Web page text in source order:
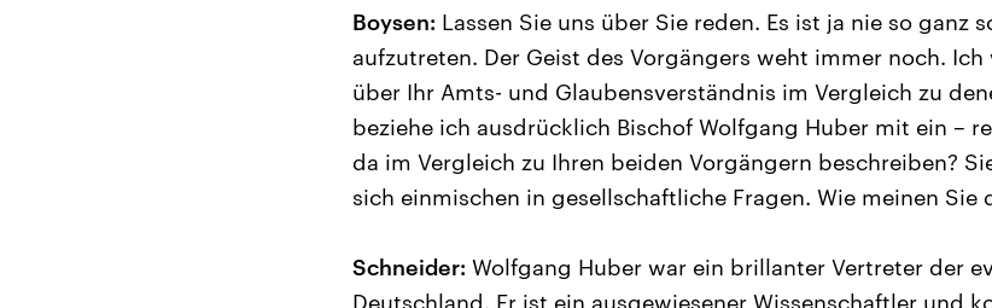
Boysen: Lassen Sie uns über Sie reden. Es ist ja nie so ganz
aufzutreten. Der Geist des Vorgängers weht immer noch.
über Ihr Amts- und Glaubensverständnis im Vergleich zu
beziehe ich ausdrücklich Bischof Wolfgang Huber mit ein –
da im Vergleich zu Ihren beiden Vorgängern beschreiben?
sich einmischen in gesellschaftliche Fragen. Wie meinen Sie
Schneider: Wolfgang Huber war ein brillanter Vertreter der
Deutschland. Er ist ein ausgewiesener Wissenschaftler und